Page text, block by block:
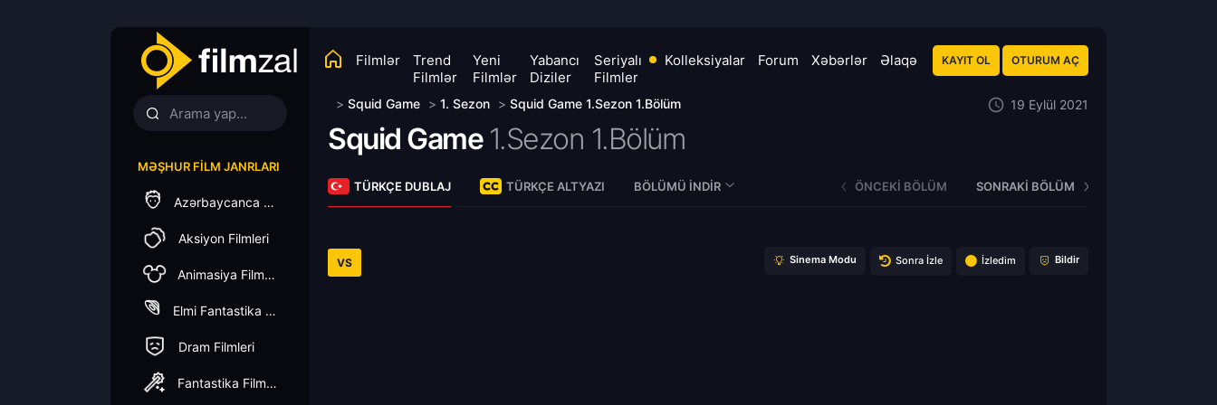
Filmlər
Trend
Filmlər
Yeni
Filmlər
Yabancı
Diziler
Seriyalı
Filmler
Kolleksiyalar Forum Xəbərlər Əlaqə KAYIT OL OTURUM AÇ
MƏŞHUR FILM JANRLARI
Azərbaycanca Dublaj
Aksiyon Filmleri
Animasiya Filmleri
Elmi Fantastika Filmleri
Dram Filmleri
Fantastika Filmleri
> Squid Game > 1. Sezon > Squid Game 1.Sezon 1.Bölüm 19 Eylül 2021
Squid Game 1.Sezon 1.Bölüm
TÜRKÇE DUBLAJ TÜRKÇE ALTYAZI BÖLÜMÜ İNDIR ÖNCEKI BÖLÜM SONRAKI BÖLÜM
VS Sinema Modu Sonra İzle İzledim Bildir